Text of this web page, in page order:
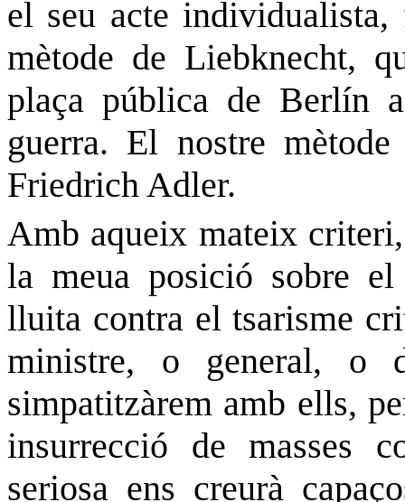
el seu acte
mètode de Liebknecht,
plaça pública de Berlín
guerra. El nostre
Friedrich Adler.
Amb aqueix mateix
la meua posició sobre
lluita contra el tsarisme
ministre, o general, o
simpatitzàrem amb ells,
insurrecció de masses
seriosa ens creurà